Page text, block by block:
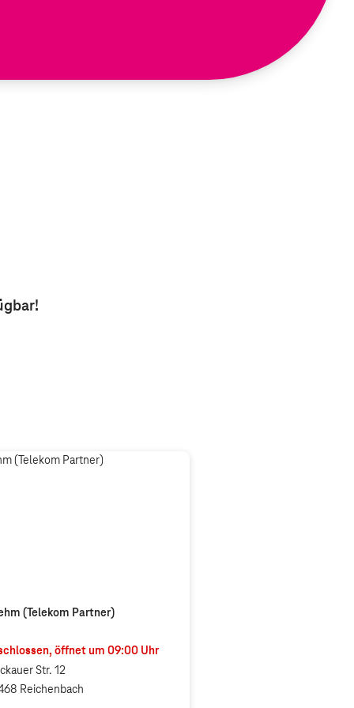
(Telekom Partner)
öffnet um 09:00Uhr
Str. 12
Reichenbach